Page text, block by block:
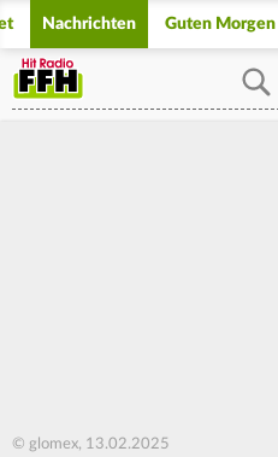
Nachrichten Guten Morgen
© glomex, 13.02.2025